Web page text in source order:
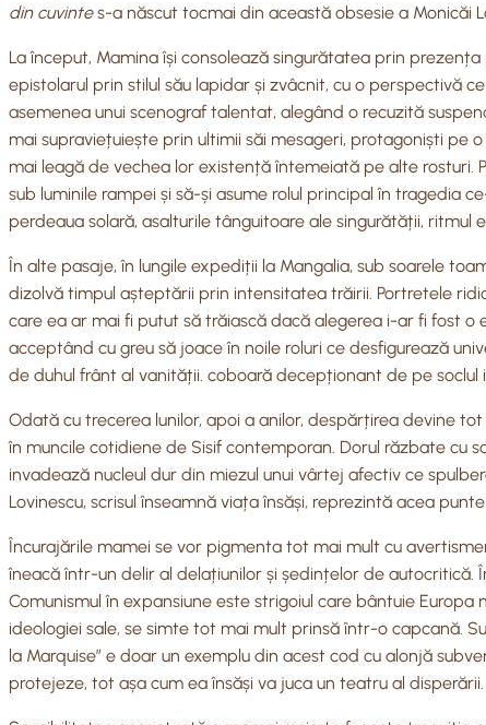
din cuvintes-a născut tocmai din această obsesie a Monicăi
La început, Mamina își consolează singurătatea prin
epistolarul prin stilul său lapidar și zvâcnit, cu o perspectivă
asemenea unui scenograf talentat, alegând o recuzită
mai supraviețuiește prin ultimii săi mesageri, protagoniști pe
mai leagă de vechea lor existență întemeiată pe alte rosturi.
sub luminile rampei și să-și asume rolul principal în tragedia
perdeaua solară, asalturile tânguitoare ale singurătății, ritmul
În alte pasaje, în lungile expediții la Mangalia, sub soarele
dizolvă timpul așteptării prin intensitatea trăirii. Portretele
care ea ar mai fi putut să trăiască dacă alegerea i-ar fi fost o
acceptând cu greu să joace în noile roluri ce desfigurează
de duhul frânt al vanității. coboară decepționant de pe soclul
Odată cu trecerea lunilor, apoi a anilor, despărțirea devine
în muncile cotidiene de Sisif contemporan. Dorul răzbate cu
invadează nucleul dur din miezul unui vârtej afectiv ce
Lovinescu, scrisul înseamnă viața însăși, reprezintă acea
Încurajările mamei se vor pigmenta tot mai mult cu
îneacă într-un delir al delațiunilor și ședințelor de autocritică.
Comunismul în expansiune este strigoiul care bântuie
ideologiei sale, se simte tot mai mult prinsă într-o capcană.
la Marquise” e doar un exemplu din acest cod cu alonjă
protejeze, tot așa cum ea însăși va juca un teatru al